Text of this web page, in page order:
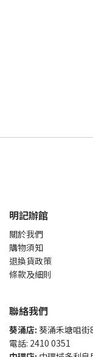
明記辦館
關於我們
購物須知
退換貨政策
條款及細則
聯絡我們
葵涌店: 葵涌禾塘咀
電話: 2410 0351